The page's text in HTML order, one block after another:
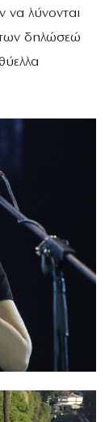
να λύνονται
δηλώσεώ